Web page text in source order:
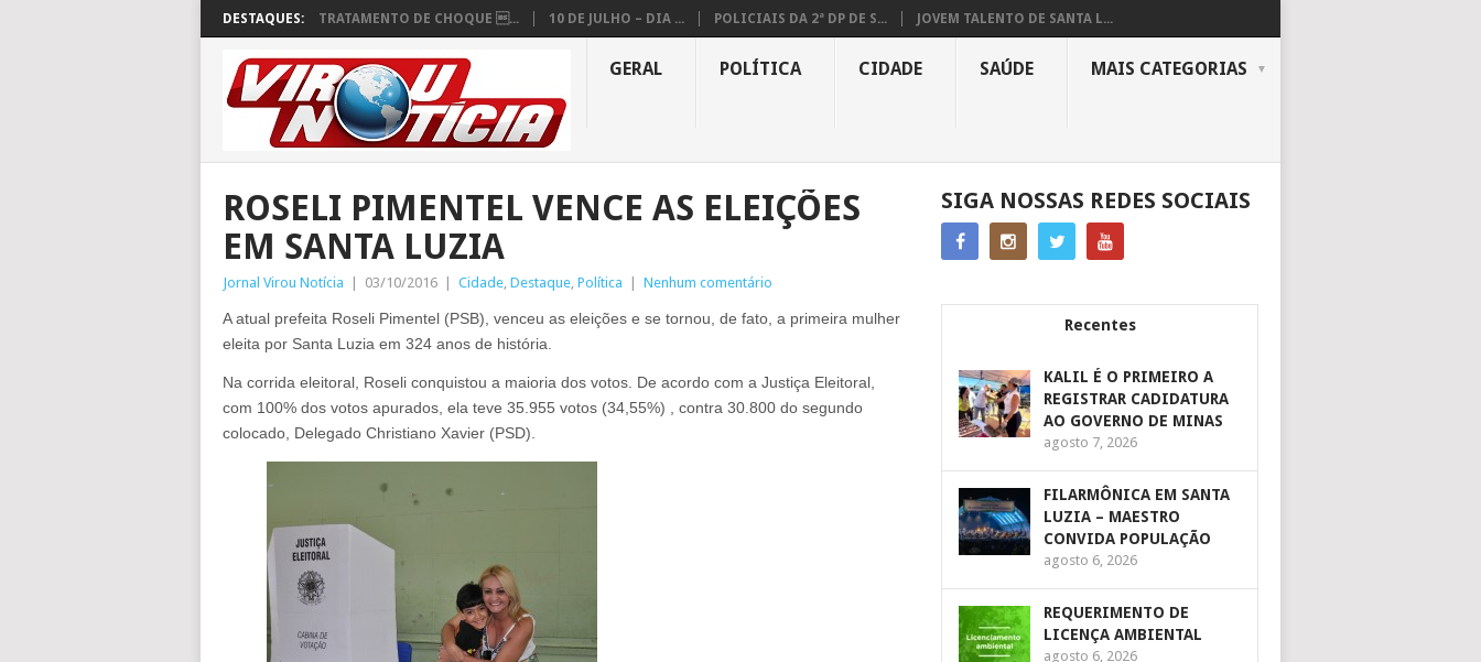
DESTAQUES: TRATAMENTO DE CHOQUE ... 10 DE JULHO – DIA ... POLICIAIS DA 2ª DP DE S... JOVEM TALENTO DE SANTA L...
GERAL POLÍTICA CIDADE SAÚDE MAIS CATEGORIAS
ROSELI PIMENTEL VENCE AS ELEIÇÕES
EM SANTA LUZIA
Jornal Virou Notícia 03/10/2016 Cidade, Destaque, Política Nenhum comentário
A atual prefeita Roseli Pimentel (PSB), venceu as eleições e se tornou, de fato, a primeira mulher
eleita por Santa Luzia em 324 anos de história.
Na corrida eleitoral, Roseli conquistou a maioria dos votos. De acordo com a Justiça Eleitoral,
com 100% dos votos apurados, ela teve 35.955 votos (34,55%) , contra 30.800 do segundo
colocado, Delegado Christiano Xavier (PSD).
SIGA NOSSAS REDES SOCIAIS
Recentes
KALIL É O PRIMEIRO A
REGISTRAR CADIDATURA
AO GOVERNO DE MINAS
agosto 7, 2026
FILARMÔNICA EM SANTA
LUZIA – MAESTRO
CONVIDA POPULAÇÃO
agosto 6, 2026
REQUERIMENTO DE
LICENÇA AMBIENTAL
agosto 6, 2026